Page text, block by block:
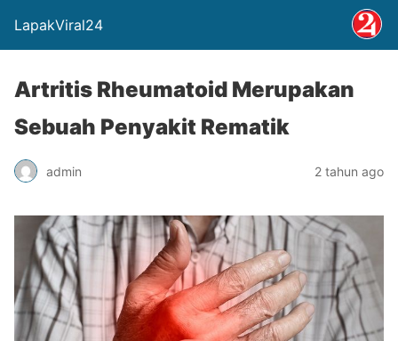
LapakViral24
Artritis Rheumatoid Merupakan
Sebuah Penyakit Rematik
admin 2 tahun ago